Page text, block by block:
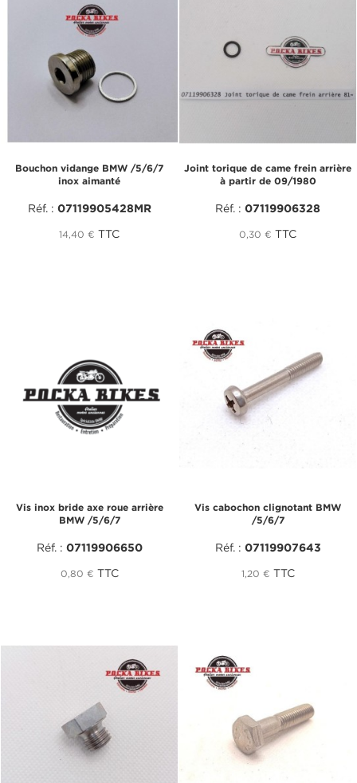
Bouchon vidange BMW /5/6/7
inox aimanté
Réf. : 07119905428MR
14,40 € TTC
Joint torique de came frein arrière
à partir de 09/1980
Réf. : 07119906328
0,30 € TTC
Vis inox bride axe roue arrière
BMW /5/6/7
Réf. : 07119906650
0,80 € TTC
Vis cabochon clignotant BMW
/5/6/7
Réf. : 07119907643
1,20 € TTC